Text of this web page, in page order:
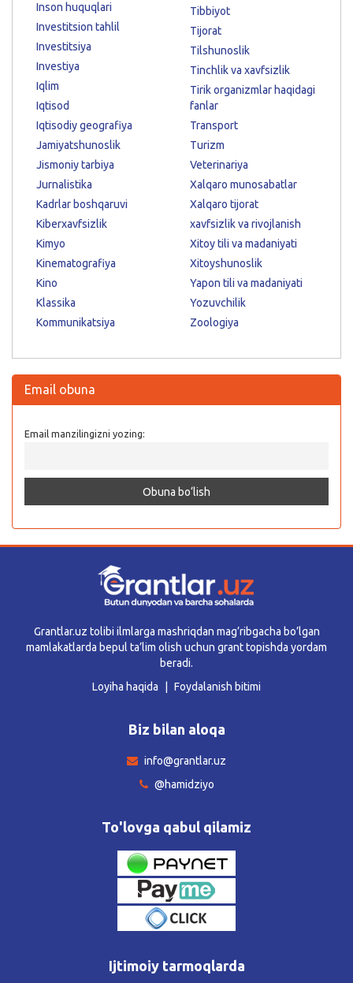
Inson huquqlari
Investitsion tahlil
Investitsiya
Investiya
Iqlim
Iqtisod
Iqtisodiy geografiya
Jamiyatshunoslik
Jismoniy tarbiya
Jurnalistika
Kadrlar boshqaruvi
Kiberxavfsizlik
Kimyo
Kinematografiya
Kino
Klassika
Kommunikatsiya
Tibbiyot
Tijorat
Tilshunoslik
Tinchlik va xavfsizlik
Tirik organizmlar haqidagi
fanlar
Transport
Turizm
Veterinariya
Xalqaro munosabatlar
Xalqaro tijorat
xavfsizlik va rivojlanish
Xitoy tili va madaniyati
Xitoyshunoslik
Yapon tili va madaniyati
Yozuvchilik
Zoologiya
Email obuna
Email manzilingizni yozing:
Grantlar.uz tolibi ilmlarga mashriqdan mag’ribgacha bo’lgan
mamlakatlarda bepul ta’lim olish uchun grant topishda yordam
beradi.
Loyiha haqida
Foydalanish bitimi
Biz bilan aloqa
info@grantlar.uz
@hamidziyo
To'lovga qabul qilamiz
Ijtimoiy tarmoqlarda